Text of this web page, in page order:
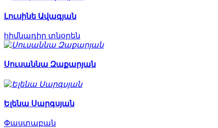
Լուսինե Ավագյան
հիմնադիր տնօրեն
Սուսաննա Զաքարյան
Ելենա Սարգսյան
Փաստաբան